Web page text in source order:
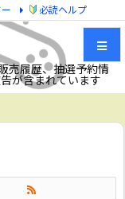
売履歴、抽選予約情
が含まれています
メニュ
前へ
必読ヘルプ